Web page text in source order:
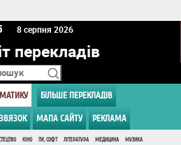
8 серпня 2026
перекладів
БІЛЬШЕ ПЕРЕКЛАДІВ
МАПА САЙТУ РЕКЛАМА
КІНО ПК, СОФТ ЛІТЕРАТУРА МЕДИЦИНА МУЗИКА